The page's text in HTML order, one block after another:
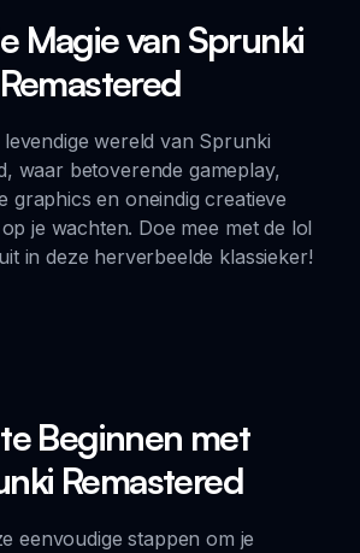
Magie van Sprunki
Remastered
levendige wereld van Sprunki
waar betoverende gameplay,
graphics en oneindig creatieve
je wachten. Doe mee met de lol
in deze herverbeelde klassieker!
Beginnen met
Remastered
eenvoudige stappen om je